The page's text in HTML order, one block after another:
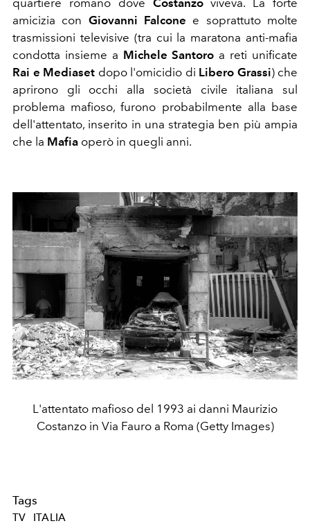
quartiere romano dove Costanzoviveva. La forte
amicizia con Giovanni Falcone e soprattuto molte
trasmissioni televisive (tra cui la maratona anti-mafia
condotta insieme a Michele Santoro a reti unificate
Rai e Mediaset dopo l'omicidio di Libero Grassi) che
aprirono gli occhi alla società civile italiana sul
problema mafioso, furono probabilmente alla base
dell'attentato, inserito in una strategia ben più ampia
che la Mafia operò in quegli anni.
L'attentato mafioso del 1993 ai danni Maurizio
Costanzo in Via Fauro a Roma (Getty Images)
Tags
TV ITALIA